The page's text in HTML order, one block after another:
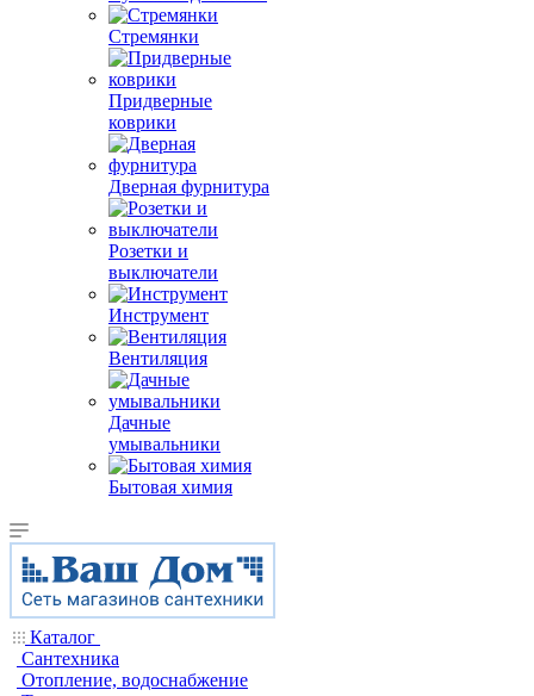
Стремянки
Придверные
коврики
Дверная фурнитура
Розетки и
выключатели
Инструмент
Вентиляция
Дачные
умывальники
Бытовая химия
Каталог
Сантехника
Отопление, водоснабжение